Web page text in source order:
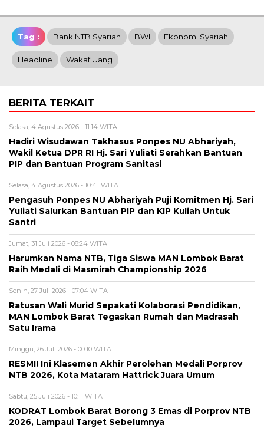
Tag : Bank NTB Syariah BWI Ekonomi Syariah
Headline Wakaf Uang
BERITA TERKAIT
Selasa, 4 Agustus 2026 - 11:14 WITA
Hadiri Wisudawan Takhasus Ponpes NU Abhariyah,
Wakil Ketua DPR RI Hj. Sari Yuliati Serahkan Bantuan
PIP dan Bantuan Program Sanitasi
Selasa, 4 Agustus 2026 - 10:41 WITA
Pengasuh Ponpes NU Abhariyah Puji Komitmen Hj. Sari
Yuliati Salurkan Bantuan PIP dan KIP Kuliah Untuk
Santri
Jumat, 31 Juli 2026 - 08:24 WITA
Harumkan Nama NTB, Tiga Siswa MAN Lombok Barat
Raih Medali di Masmirah Championship 2026
Senin, 27 Juli 2026 - 07:04 WITA
Ratusan Wali Murid Sepakati Kolaborasi Pendidikan,
MAN Lombok Barat Tegaskan Rumah dan Madrasah
Satu Irama
Minggu, 26 Juli 2026 - 00:10 WITA
RESMI! Ini Klasemen Akhir Perolehan Medali Porprov
NTB 2026, Kota Mataram Hattrick Juara Umum
Sabtu, 25 Juli 2026 - 10:11 WITA
KODRAT Lombok Barat Borong 3 Emas di Porprov NTB
2026, Lampaui Target Sebelumnya